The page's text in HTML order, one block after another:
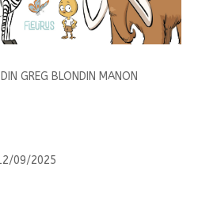
GREG BLONDIN MANON
09/2025